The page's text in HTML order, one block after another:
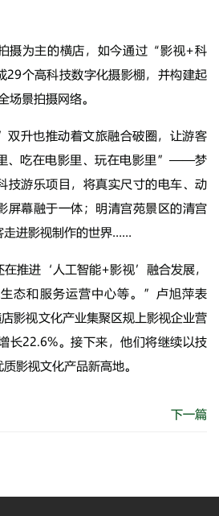
摄为主的横店，如今通过“影视+科
个高科技数字化摄影棚，并构建起
景拍摄网络。
升也推动着文旅融合破圈，让游客
、吃在电影里、玩在电影里”——梦
技游乐项目，将真实尺寸的电车、动
屏幕融于一体；明清宫苑景区的清宫
走进影视制作的世界……
在推进‘人工智能+影视’融合发展，
态和服务运营中心等。”卢旭萍表
影视文化产业集聚区规上影视企业营
长22.6%。接下来，他们将继续以技
影视文化产品新高地。
下一篇